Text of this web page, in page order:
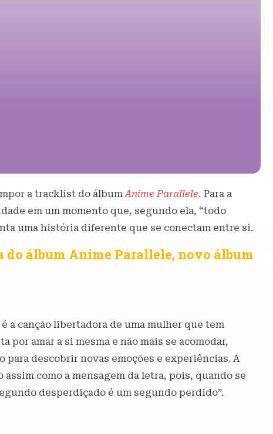
a tracklist do álbumAnime Parallele. Para a
em um momento que, segundo ela, “todo
uma história diferente que se conectam entre si.
do álbum Anime Parallele, novo álbum
a canção libertadora de uma mulher que tem
amar a si mesma e não mais se acomodar,
descobrir novas emoções e experiências. A
como a mensagem da letra, pois, quando se
desperdiçado é um segundo perdido”.